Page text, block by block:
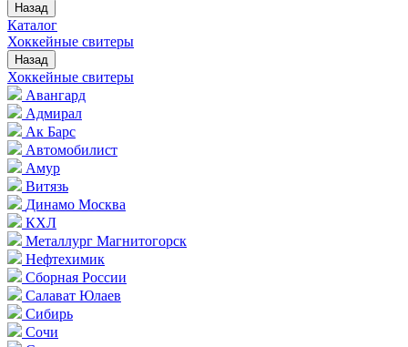
Назад
Каталог
Хоккейные свитеры
Назад
Хоккейные свитеры
Авангард
Адмирал
Ак Барс
Автомобилист
Амур
Витязь
Динамо Москва
КХЛ
Металлург Магнитогорск
Нефтехимик
Сборная России
Салават Юлаев
Сибирь
Сочи